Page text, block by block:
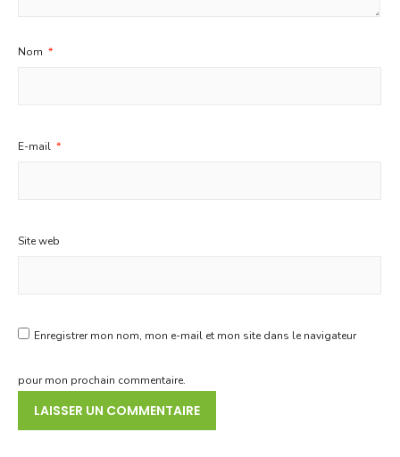
Nom *
E-mail *
Site web
Enregistrer mon nom, mon e-mail et mon site dans le navigateur
pour mon prochain commentaire.